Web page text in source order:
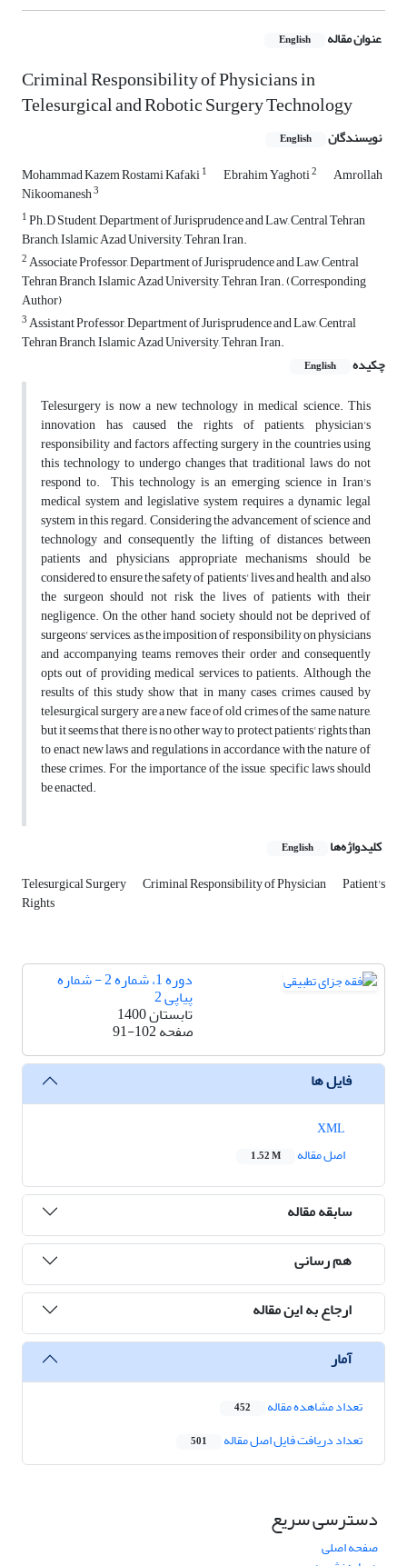
عنوان مقاله English
Criminal Responsibility of Physicians in
Telesurgical and Robotic Surgery Technology
نویسندگان English
Mohammad Kazem Rostami Kafaki1 Ebrahim Yaghoti2 Amrollah
Nikoomanesh3
1Ph.D Student, Department of Jurisprudence and Law, Central Tehran
Branch, Islamic Azad University, Tehran, Iran.
2Associate Professor, Department of Jurisprudence and Law, Central
Tehran Branch, Islamic Azad University, Tehran, Iran. (Corresponding
Author)
3Assistant Professor, Department of Jurisprudence and Law, Central
Tehran Branch, Islamic Azad University, Tehran, Iran.
چکیده
English
Telesurgery is now a new technology in medical science. This
innovation has caused the rights of patients, physician's
responsibility and factors affecting surgery in the countries using
this technology to undergo changes that traditional laws do not
respond to. This technology is an emerging science in Iran's
medical system and legislative system requires a dynamic legal
system in this regard. Considering the advancement of science and
technology and consequently the lifting of distances between
patients and physicians, appropriate mechanisms should be
considered to ensure the safety of patients' lives and health, and also
the surgeon should not risk the lives of patients with their
negligence. On the other hand, society should not be deprived of
surgeons' services, as the imposition of responsibility on physicians
and accompanying teams removes their order and consequently
opts out of providing medical services to patients. Although the
results of this study show that in many cases, crimes caused by
telesurgical surgery are a new face of old crimes of the same nature,
but it seems that there is no other way to protect patients' rights than
to enact new laws and regulations in accordance with the nature of
these crimes. For the importance of the issue, specific laws should
be enacted.
کلیدواژه‌ها English
Telesurgical Surgery Criminal Responsibility of Physician Patient's
Rights
دوره 1، شماره 2 - شماره
پیاپی 2
تابستان 1400
صفحه91-102
فایل ها
اصل مقاله
1.52 M
سابقه مقاله
هم رسانی
ارجاع به این مقاله
آمار
تعداد مشاهده مقاله 452
تعداد دریافت فایل اصل مقاله 501
دسترسی سریع
صفحه اصلی